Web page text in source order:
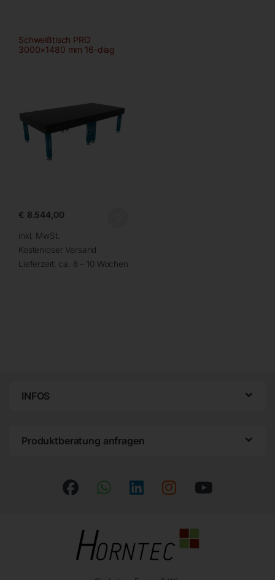
Schweißtisch PRO
3000×1480 mm 16-diag
€ 8.544,00
inkl. MwSt.
Kostenloser Versand
Lieferzeit: ca. 8 – 10 Wochen
INFOS
Produktberatung anfragen